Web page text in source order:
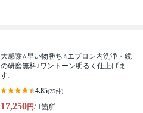
大感謝⭐️早い物勝ち⭐️エプロン内洗浄・鏡
の研磨無料♪ワントーン明るく仕上げま
す｡
4.85(25件)
17,250円/ 1箇所